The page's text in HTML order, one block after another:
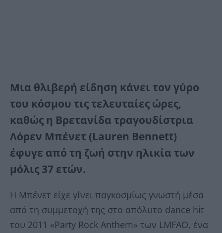
Μια θλιβερή είδηση κάνει τον γύρο
του κόσμου τις τελευταίες ώρες,
καθώς η Βρετανίδα τραγουδίστρια
Λόρεν Μπένετ (Lauren Bennett)
έφυγε από τη ζωή στην ηλικία των
μόλις 37 ετών.
Η Μπένετ είχε γίνει παγκοσμίως γνωστή μέσα
από τη συμμετοχή της στο απόλυτο dance hit
του 2011 «Party Rock Anthem» των LMFAO, ένα